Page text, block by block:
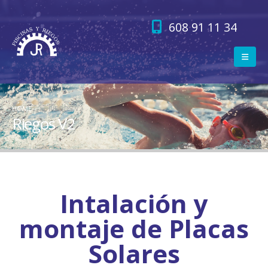
608 91 11 34
HOME RIEGOS V2
Riegos V2
Intalación y
montaje de Placas
Solares